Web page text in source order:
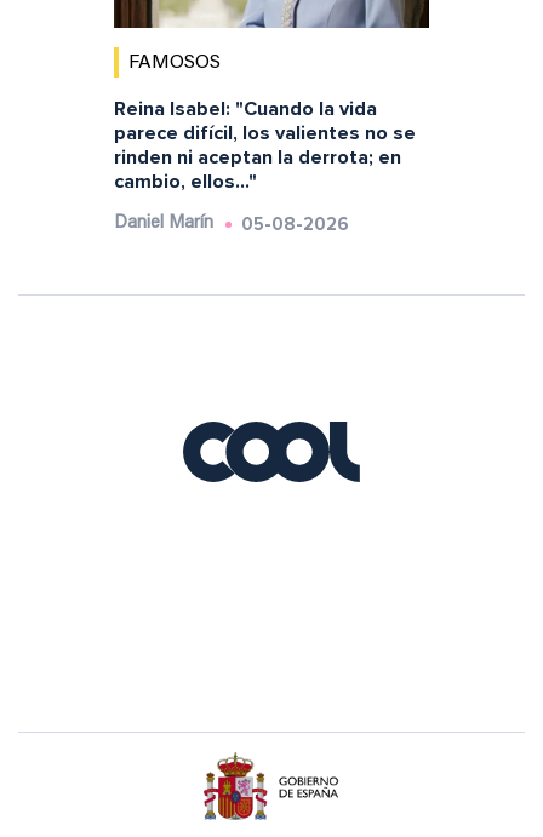
FAMOSOS
Reina Isabel: "Cuando la vida
parece difícil, los valientes no se
rinden ni aceptan la derrota; en
cambio, ellos..."
Daniel Marín 05-08-2026